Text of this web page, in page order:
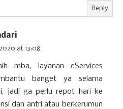
Reply
at 13:08
mba, layanan eServices
banget ya selama
jadi ga perlu repot hari ke
dan antri atau berkerumun